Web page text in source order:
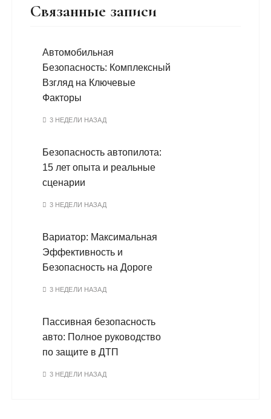
Связанные записи
Автомобильная
Безопасность: Комплексный
Взгляд на Ключевые
Факторы
3 НЕДЕЛИ НАЗАД
Безопасность автопилота:
15 лет опыта и реальные
сценарии
3 НЕДЕЛИ НАЗАД
Вариатор: Максимальная
Эффективность и
Безопасность на Дороге
3 НЕДЕЛИ НАЗАД
Пассивная безопасность
авто: Полное руководство
по защите в ДТП
3 НЕДЕЛИ НАЗАД